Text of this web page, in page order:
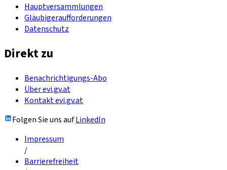
Hauptversammlungen
Gläubigeraufforderungen
Datenschutz
Direkt zu
Benachrichtigungs-Abo
Über evi.gv.at
Kontakt evi.gv.at
Folgen Sie uns aufLinkedIn
Impressum
/
Barrierefreiheit